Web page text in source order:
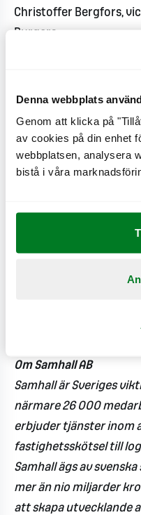
Denna webbplats
Genom att klicka på
av cookies på din enhet
webbplatsen, analysera
bistå i våra
Christoffer Bergfors,
Burgers.
För ytterligare
Samhalls pressjour:
press@samhall.se / Tel:
Marita Wengelin, PR-
Om Samhall AB
Samhall är Sveriges
närmare 26 000
erbjuder tjänster inom
fastighetsskötsel till
Samhall ägs av
mer än nio miljarder
att skapa utvecklande